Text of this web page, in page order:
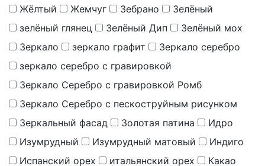
Жёлтый
Жемчуг Зебрано
Зелёный
зелёный глянец
Зелёный Дип
Зелёный мох
Зеркало
зеркало графит
Зеркало серебро
зеркало серебро с гравировкой
Зеркало Серебро с гравировкой Ромб
Зеркало Серебро с пескоструйным рисунком
Зеркальный фасад
Золотая патина
Идро
Изумрудный
Изумрудный матовый
Индиго
Испанский орех
итальянский орех
Какао